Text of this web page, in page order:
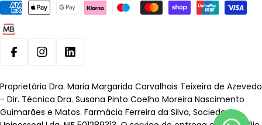
Métodos
pagamento
FacebookInstagramLinkedin
Proprietária Dra. Maria Margarida Carvalhais Teixeira de Azevedo
- Dir. Técnica Dra. Susana Pinto Coelho Moreira Nascimento
Guimarães e Matos. Farmácia Ferreira da Silva, Sociedade